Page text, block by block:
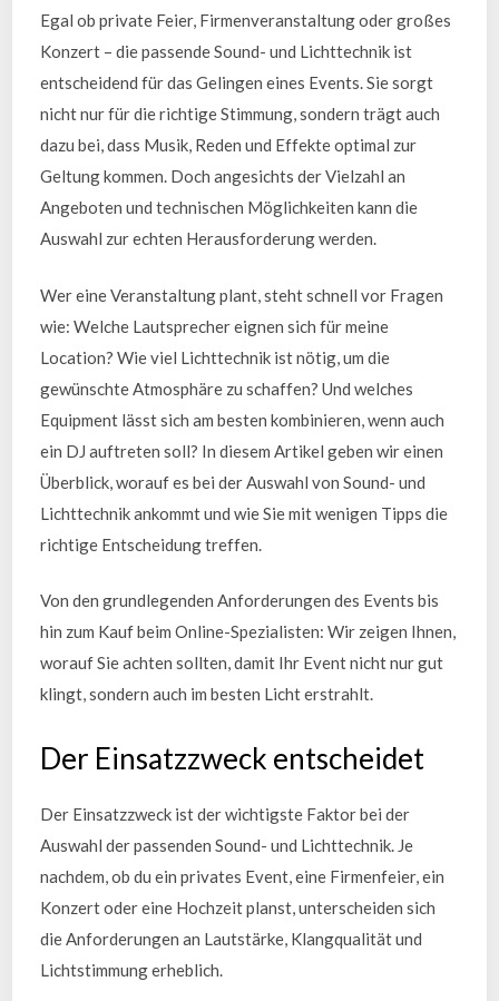
Egal ob private Feier, Firmenveranstaltung oder großes
Konzert – die passende Sound- und Lichttechnik ist
entscheidend für das Gelingen eines Events. Sie sorgt
nicht nur für die richtige Stimmung, sondern trägt auch
dazu bei, dass Musik, Reden und Effekte optimal zur
Geltung kommen. Doch angesichts der Vielzahl an
Angeboten und technischen Möglichkeiten kann die
Auswahl zur echten Herausforderung werden.
Wer eine Veranstaltung plant, steht schnell vor Fragen
wie: Welche Lautsprecher eignen sich für meine
Location? Wie viel Lichttechnik ist nötig, um die
gewünschte Atmosphäre zu schaffen? Und welches
Equipment lässt sich am besten kombinieren, wenn auch
ein DJ auftreten soll? In diesem Artikel geben wir einen
Überblick, worauf es bei der Auswahl von Sound- und
Lichttechnik ankommt und wie Sie mit wenigen Tipps die
richtige Entscheidung treffen.
Von den grundlegenden Anforderungen des Events bis
hin zum Kauf beim Online-Spezialisten: Wir zeigen Ihnen,
worauf Sie achten sollten, damit Ihr Event nicht nur gut
klingt, sondern auch im besten Licht erstrahlt.
Der Einsatzzweck entscheidet
Der Einsatzzweck ist der wichtigste Faktor bei der
Auswahl der passenden Sound- und Lichttechnik. Je
nachdem, ob du ein privates Event, eine Firmenfeier, ein
Konzert oder eine Hochzeit planst, unterscheiden sich
die Anforderungen an Lautstärke, Klangqualität und
Lichtstimmung erheblich.